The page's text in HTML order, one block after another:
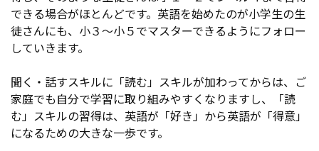
できる場合がほとんどです。英語を始めたのが小学生の生
徒さんにも、小３～小５でマスターできるようにフォロー
していきます。
聞く・話すスキルに「読む」スキルが加わってからは、ご
家庭でも自分で学習に取り組みやすくなりますし、「読
む」スキルの習得は、英語が「好き」から英語が「得意」
になるための大きな一歩です。